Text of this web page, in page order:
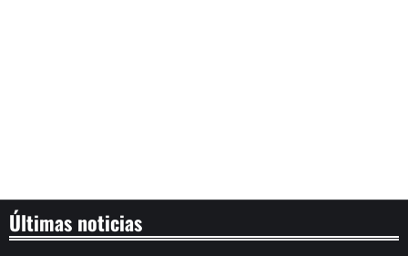
Últimas noticias